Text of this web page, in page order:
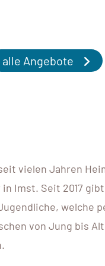
alle Angebote
seit vielen Jahren
Imst. Seit 2017
welche
von Jung bis